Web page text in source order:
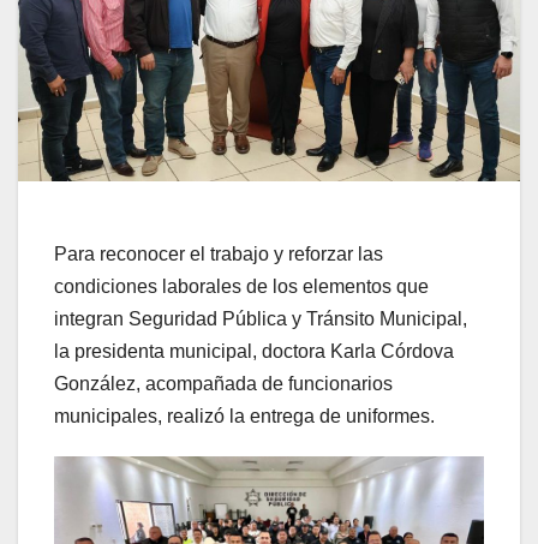
Para reconocer el trabajo y reforzar las
condiciones laborales de los elementos que
integran Seguridad Pública y Tránsito Municipal,
la presidenta municipal, doctora Karla Córdova
González, acompañada de funcionarios
municipales, realizó la entrega de uniformes.